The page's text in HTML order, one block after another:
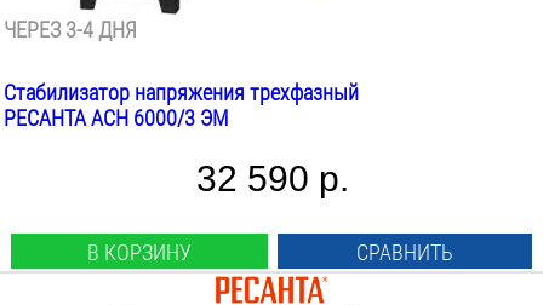
ЧЕРЕЗ 3-4 ДНЯ
Стабилизатор напряжения трехфазный
РЕСАНТА АСН 6000/3 ЭМ
32 590 р.
В КОРЗИНУ СРАВНИТЬ